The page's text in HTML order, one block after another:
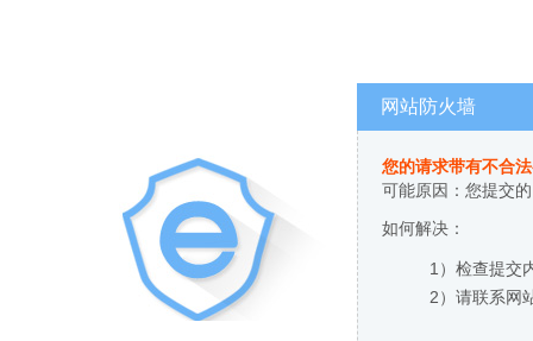
网站防火墙
您的请求带有不合
可能原因：您提交
如何解决：
1）检查提交
2）请联系网